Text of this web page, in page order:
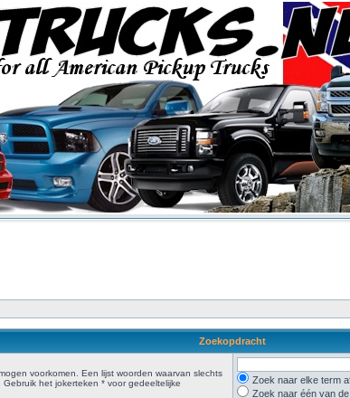
Zoekopdracht
voorkomen. Een lijst woorden waarvan slechts
het jokerteken * voor gedeeltelijke
Zoek naar elke term
Zoek naar één van